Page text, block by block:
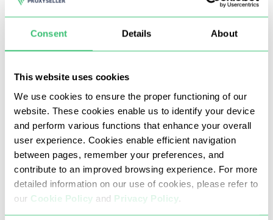
Consent Details About
This website uses cookies
We use cookies to ensure the proper functioning of our
website. These cookies enable us to identify your device
and perform various functions that enhance your overall
user experience. Cookies enable efficient navigation
between pages, remember your preferences, and
contribute to an improved browsing experience. For more
detailed information on our use of cookies, please refer to
our Cookie Policy and Privacy Policy
瑞典 代理适用于各种工作流程，包括：
社交媒体